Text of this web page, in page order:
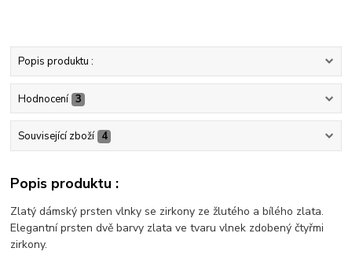
Popis produktu :
Hodnocení 3
Související zboží 4
Popis produktu :
Zlatý dámský prsten vlnky se zirkony ze žlutého a bílého zlata.
Elegantní prsten dvě barvy zlata ve tvaru vlnek zdobený čtyřmi
zirkony.